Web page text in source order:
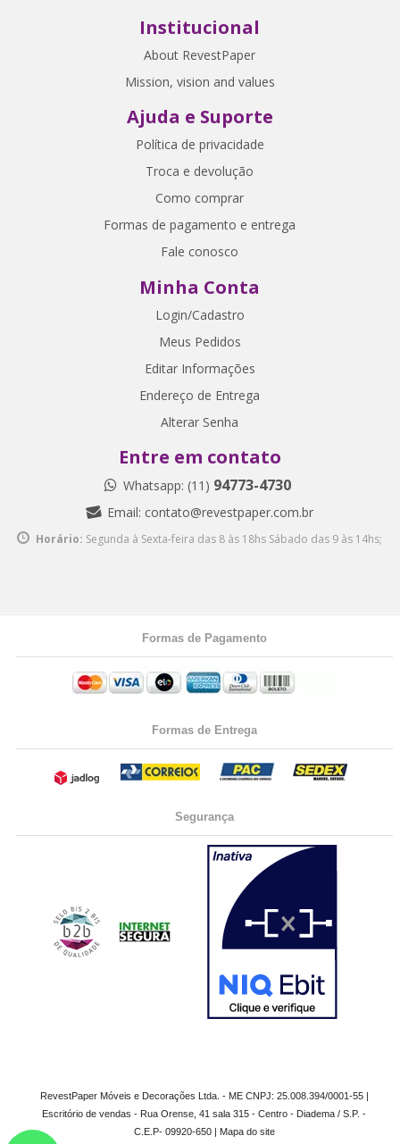
Institucional
About RevestPaper
Mission, vision and values
Ajuda e Suporte
Política de privacidade
Troca e devolução
Como comprar
Formas de pagamento e entrega
Fale conosco
Minha Conta
Login/Cadastro
Meus Pedidos
Editar Informações
Endereço de Entrega
Alterar Senha
Entre em contato
Whatsapp: (11) 94773-4730
Email: contato@revestpaper.com.br
Horário: Segunda à Sexta-feira das 8 às 18hs Sábado das 9 às 14hs;
Formas de Pagamento
Formas de Entrega
Segurança
RevestPaper Móveis e Decorações Ltda. - ME CNPJ: 25.008.394/0001-55 |
Escritório de vendas - Rua Orense, 41 sala 315 - Centro - Diadema / S.P. -
C.E.P- 09920-650 | Mapa do site